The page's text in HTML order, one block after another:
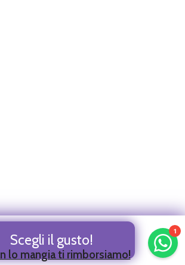
Scegli il gusto!
lo mangia ti rimborsiamo!